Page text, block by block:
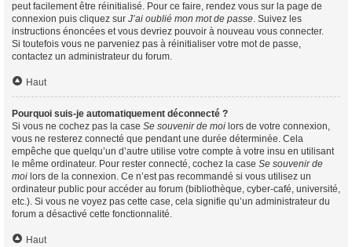
peut facilement être réinitialisé. Pour ce faire, rendez vous sur la page de
connexion puis cliquez sur J’ai oublié mon mot de passe. Suivez les
instructions énoncées et vous devriez pouvoir à nouveau vous connecter.
Si toutefois vous ne parveniez pas à réinitialiser votre mot de passe,
contactez un administrateur du forum.
Haut
Pourquoi suis-je automatiquement déconnecté ?
Si vous ne cochez pas la case Se souvenir de moi lors de votre connexion,
vous ne resterez connecté que pendant une durée déterminée. Cela
empêche que quelqu’un d’autre utilise votre compte à votre insu en utilisant
le même ordinateur. Pour rester connecté, cochez la case Se souvenir de
moi lors de la connexion. Ce n’est pas recommandé si vous utilisez un
ordinateur public pour accéder au forum (bibliothèque, cyber-café, université,
etc.). Si vous ne voyez pas cette case, cela signifie qu’un administrateur du
forum a désactivé cette fonctionnalité.
Haut